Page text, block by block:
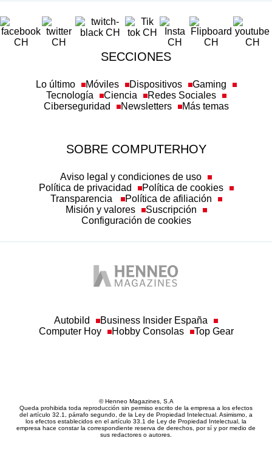
SECCIONES
Lo último Móviles Dispositivos
Gaming
Tecnología
Ciencia
Redes Sociales
Ciberseguridad
Newsletters Más temas
SOBRE COMPUTERHOY
Aviso legal y condiciones de uso
Política de privacidad
Política de cookies
Transparencia
Política de afiliación
Misión y valores
Suscripción
Configuración de cookies
Autobild
Business Insider España
Computer Hoy
Hobby Consolas Top Gear
© Henneo Magazines, S.A
Queda prohibida toda reproducción sin permiso escrito de la empresa a los efectos
del artículo 32.1, párrafo segundo, de la Ley de Propiedad Intelectual. Asimismo, a
los efectos establecidos en el artículo 33.1 de Ley de Propiedad Intelectual, la
empresa hace constar la correspondiente reserva de derechos, por sí y por medio de
sus redactores o autores.